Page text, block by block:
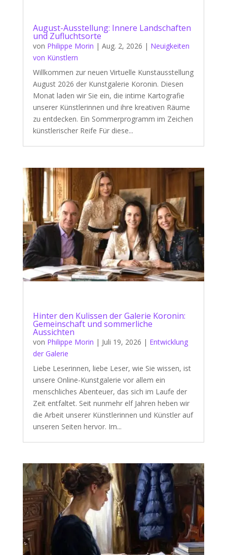
August-Ausstellung: Innere Landschaften
und Zufluchtsorte
von Philippe Morin | Aug. 2, 2026 | Neuigkeiten
von Künstlern
Willkommen zur neuen Virtuelle Kunstausstellung
August 2026 der Kunstgalerie Koronin. Diesen
Monat laden wir Sie ein, die intime Kartografie
unserer Künstlerinnen und ihre kreativen Räume
zu entdecken. Ein Sommerprogramm im Zeichen
künstlerischer Reife Für diese...
Hinter den Kulissen der Galerie Koronin:
Gemeinschaft und sommerliche
Aussichten
von Philippe Morin | Juli 19, 2026 | Entwicklung
der Galerie
Liebe Leserinnen, liebe Leser, wie Sie wissen, ist
unsere Online-Kunstgalerie vor allem ein
menschliches Abenteuer, das sich im Laufe der
Zeit entfaltet. Seit nunmehr elf Jahren heben wir
die Arbeit unserer Künstlerinnen und Künstler auf
unseren Seiten hervor. Im...